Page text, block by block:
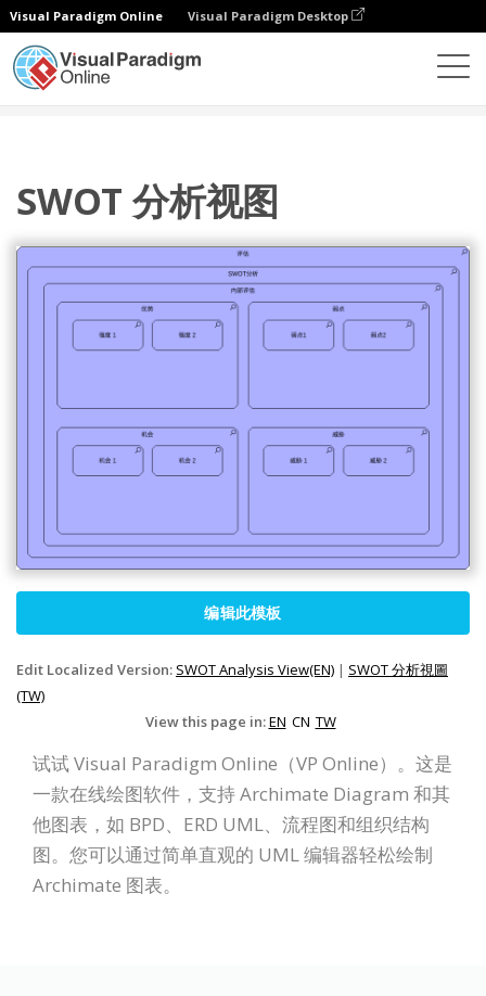
Visual Paradigm Online Visual Paradigm Desktop
SWOT 分析视图
编辑此模板
Edit Localized Version: SWOT Analysis View(EN) | SWOT 分析視圖
(TW)
View this page in:EN CN TW
试试 Visual Paradigm Online（VP Online）。这是
一款在线绘图软件，支持 Archimate Diagram 和其
他图表，如 BPD、ERD UML、流程图和组织结构
图。您可以通过简单直观的 UML 编辑器轻松绘制
Archimate 图表。